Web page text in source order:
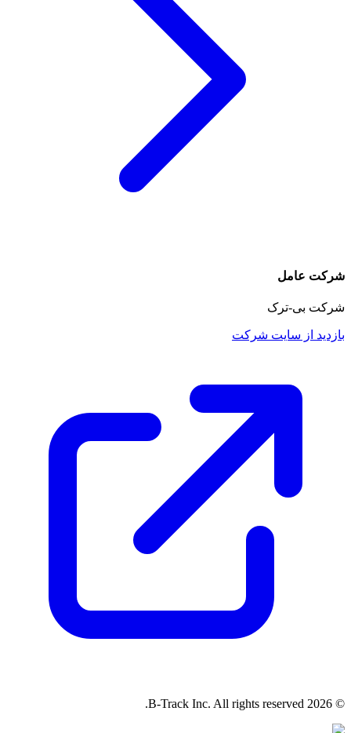
شرکت عامل
شرکت بی-ترک
بازدید از سایت شرکت
© 2026 B-Track Inc. All rights reserved.